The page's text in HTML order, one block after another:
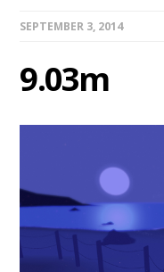
SEPTEMBER 3, 2014
9.03m